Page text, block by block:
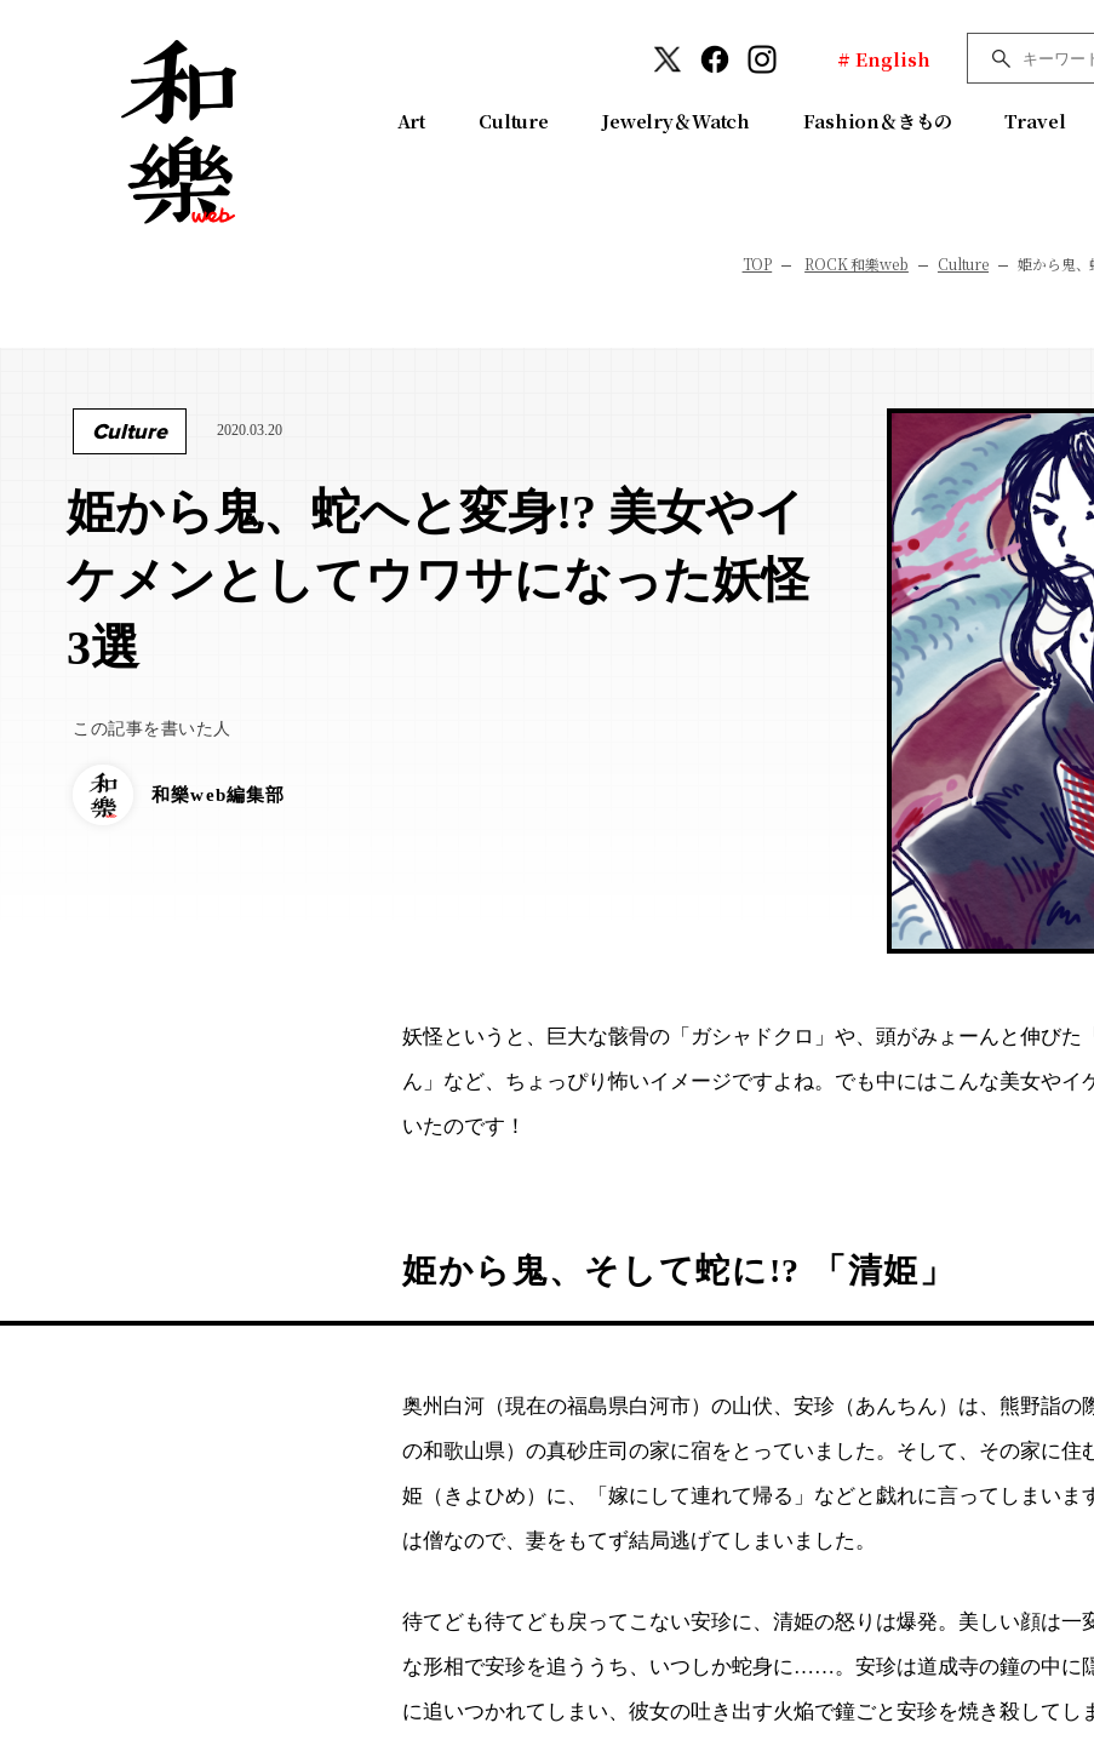
# English
Art Culture Jewelry＆Watch Fashion＆きもの Travel
TOP ROCK 和樂web Culture 姫から鬼、
Culture 2020.03.20
姫から鬼、蛇へと変身!? 美女やイ
ケメンとしてウワサになった妖怪
3選
この記事を書いた人
和樂web編集部
妖怪というと、巨大な骸骨の「ガシャドクロ」や、頭がみょーんと伸びた
ん」など、ちょっぴり怖いイメージですよね。でも中にはこんな美女やイ
いたのです！
姫から鬼、そして蛇に!? 「清姫」
奥州白河（現在の福島県白河市）の山伏、安珍（あんちん）は、熊野詣の
の和歌山県）の真砂庄司の家に宿をとっていました。そして、その家に住
姫（きよひめ）に、「嫁にして連れて帰る」などと戯れに言ってしまいま
は僧なので、妻をもてず結局逃げてしまいました。
待てども待てども戻ってこない安珍に、清姫の怒りは爆発。美しい顔は一
な形相で安珍を追ううち、いつしか蛇身に……。安珍は道成寺の鐘の中に
に追いつかれてしまい、彼女の吐き出す火焔で鐘ごと安珍を焼き殺してし